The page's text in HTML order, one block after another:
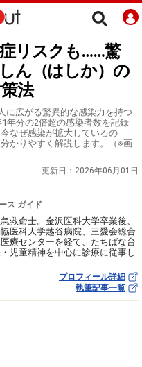
リスクも……驚
ん（はしか）の
法
に広がる驚異的な感染力を持つ
年分の2倍超の感染者数を記録
なぜ感染が拡大しているの
かりやすく解説します。（※画
更新日： 2026年06月01日
ス ガイド
救命士。金沢医科大学卒業後、
医科大学越谷病院、三愛会総合
療センターを経て、たちばな台
児童精神を中心に診療に従事し
プロフィール詳細
執筆記事一覧